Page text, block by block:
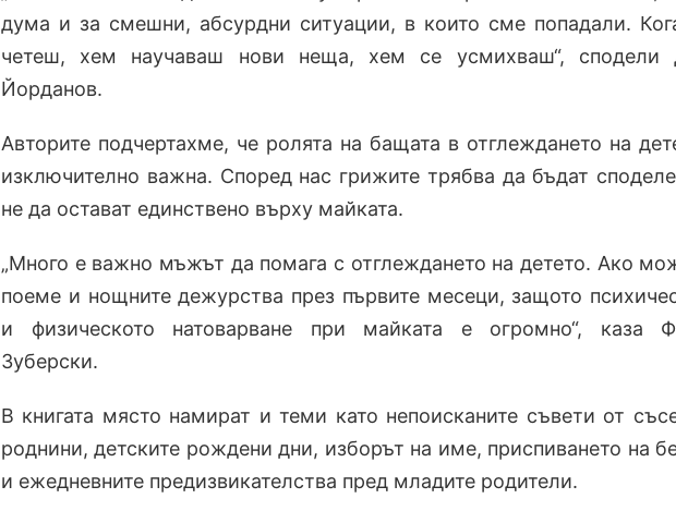
дума и за смешни, абсурдни ситуации, в които сме попадали.
четеш, хем научаваш нови неща, хем се усмихваш“, сподели
Йорданов.
Авторите подчертахме, че ролята на бащата в отглеждането на
изключително важна. Според нас грижите трябва да бъдат
не да остават единствено върху майката.
„Много е важно мъжът да помага с отглеждането на детето. Ако
поеме и нощните дежурства през първите месеци, защото
и физическото натоварване при майката е огромно“, каза
Зуберски.
В книгата място намират и теми като непоисканите съвети от
роднини, детските рождени дни, изборът на име, приспиването на
и ежедневните предизвикателства пред младите родители.